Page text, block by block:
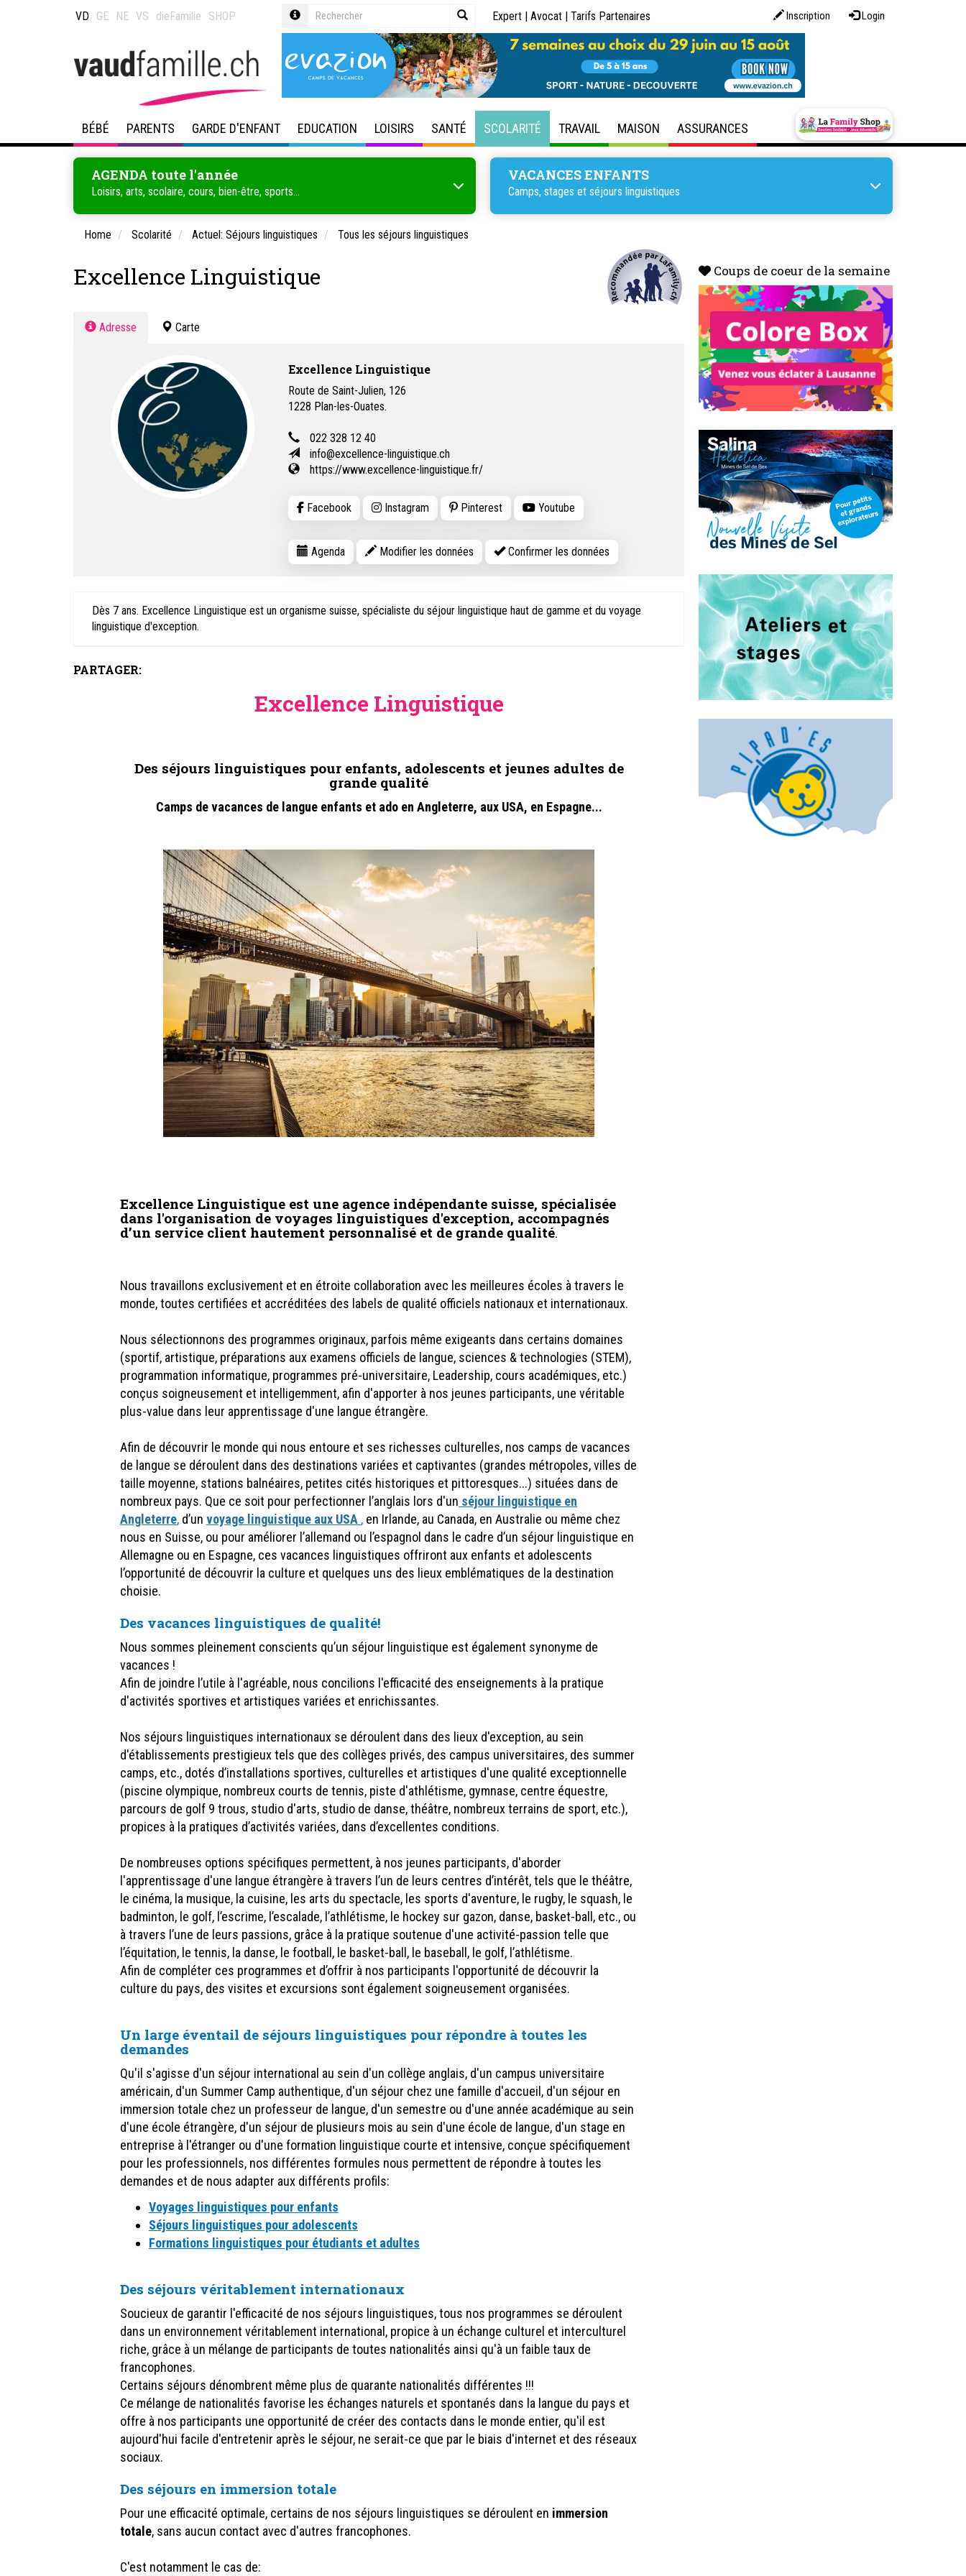
VD GE NE VS dieFamilie SHOP Inscription Login
Expert | Avocat | Tarifs Partenaires
BÉBÉ PARENTS GARDE D'ENFANT EDUCATION LOISIRS SANTÉ SCOLARITÉ TRAVAIL MAISON ASSURANCES
AGENDA toute l'année
Loisirs, arts, scolaire, cours, bien-être, sports...
VACANCES ENFANTS
Camps, stages et séjours linguistiques
Home Scolarité Actuel: Séjours linguistiques Tous les séjours linguistiques
Excellence Linguistique
Adresse Carte
Excellence Linguistique
Route de Saint-Julien, 126
1228 Plan-les-Ouates.
022 328 12 40
info@excellence-linguistique.ch
https://www.excellence-linguistique.fr/
Facebook Instagram Pinterest Youtube
Agenda Modifier les données Confirmer les données
Dès 7 ans. Excellence Linguistique est un organisme suisse, spécialiste du séjour linguistique haut de gamme et du voyage
linguistique d'exception.
PARTAGER:
Excellence Linguistique
Des séjours linguistiques pour enfants, adolescents et jeunes adultes de
grande qualité
Camps de vacances de langue enfants et ado en Angleterre, aux USA, en Espagne...
Excellence Linguistique est une agence indépendante suisse, spécialisée
dans l'organisation de voyages linguistiques d'exception, accompagnés
d’un service client hautement personnalisé et de grande qualité.
Nous travaillons exclusivement et en étroite collaboration avec les meilleures écoles à travers le
monde, toutes certifiées et accréditées des labels de qualité officiels nationaux et internationaux.
Nous sélectionnons des programmes originaux, parfois même exigeants dans certains domaines
(sportif, artistique, préparations aux examens officiels de langue, sciences & technologies (STEM),
programmation informatique, programmes pré-universitaire, Leadership, cours académiques, etc.)
conçus soigneusement et intelligemment, afin d'apporter à nos jeunes participants, une véritable
plus-value dans leur apprentissage d'une langue étrangère.
Afin de découvrir le monde qui nous entoure et ses richesses culturelles, nos camps de vacances
de langue se déroulent dans des destinations variées et captivantes (grandes métropoles, villes de
taille moyenne, stations balnéaires, petites cités historiques et pittoresques...) situées dans de
nombreux pays. Que ce soit pour perfectionner l’anglais lors d'un séjour linguistique en
Angleterre, d’un voyage linguistique aux USA , en Irlande, au Canada, en Australie ou même chez
nous en Suisse, ou pour améliorer l’allemand ou l’espagnol dans le cadre d’un séjour linguistique en
Allemagne ou en Espagne, ces vacances linguistiques offriront aux enfants et adolescents
l’opportunité de découvrir la culture et quelques uns des lieux emblématiques de la destination
choisie.
Des vacances linguistiques de qualité!
Nous sommes pleinement conscients qu’un séjour linguistique est également synonyme de
vacances !
Afin de joindre l’utile à l'agréable, nous concilions l'efficacité des enseignements à la pratique
d'activités sportives et artistiques variées et enrichissantes.
Nos séjours linguistiques internationaux se déroulent dans des lieux d'exception, au sein
d'établissements prestigieux tels que des collèges privés, des campus universitaires, des summer
camps, etc., dotés d’installations sportives, culturelles et artistiques d'une qualité exceptionnelle
(piscine olympique, nombreux courts de tennis, piste d'athlétisme, gymnase, centre équestre,
parcours de golf 9 trous, studio d'arts, studio de danse, théâtre, nombreux terrains de sport, etc.),
propices à la pratiques d’activités variées, dans d’excellentes conditions.
De nombreuses options spécifiques permettent, à nos jeunes participants, d'aborder
l'apprentissage d'une langue étrangère à travers l’un de leurs centres d’intérêt, tels que le théâtre,
le cinéma, la musique, la cuisine, les arts du spectacle, les sports d'aventure, le rugby, le squash, le
badminton, le golf, l’escrime, l’escalade, l’athlétisme, le hockey sur gazon, danse, basket-ball, etc., ou
à travers l’une de leurs passions, grâce à la pratique soutenue d'une activité-passion telle que
l’équitation, le tennis, la danse, le football, le basket-ball, le baseball, le golf, l’athlétisme.
Afin de compléter ces programmes et d’offrir à nos participants l'opportunité de découvrir la
culture du pays, des visites et excursions sont également soigneusement organisées.
Un large éventail de séjours linguistiques pour répondre à toutes les
demandes
Qu'il s'agisse d'un séjour international au sein d'un collège anglais, d'un campus universitaire
américain, d'un Summer Camp authentique, d'un séjour chez une famille d'accueil, d'un séjour en
immersion totale chez un professeur de langue, d'un semestre ou d'une année académique au sein
d'une école étrangère, d'un séjour de plusieurs mois au sein d'une école de langue, d'un stage en
entreprise à l'étranger ou d'une formation linguistique courte et intensive, conçue spécifiquement
pour les professionnels, nos différentes formules nous permettent de répondre à toutes les
demandes et de nous adapter aux différents profils:
Voyages linguistiques pour enfants
Séjours linguistiques pour adolescents
Formations linguistiques pour étudiants et adultes
Des séjours véritablement internationaux
Soucieux de garantir l'efficacité de nos séjours linguistiques, tous nos programmes se déroulent
dans un environnement véritablement international, propice à un échange culturel et interculturel
riche, grâce à un mélange de participants de toutes nationalités ainsi qu'à un faible taux de
francophones.
Certains séjours dénombrent même plus de quarante nationalités différentes !!!
Ce mélange de nationalités favorise les échanges naturels et spontanés dans la langue du pays et
offre à nos participants une opportunité de créer des contacts dans le monde entier, qu'il est
aujourd'hui facile d'entretenir après le séjour, ne serait-ce que par le biais d'internet et des réseaux
sociaux.
Des séjours en immersion totale
Pour une efficacité optimale, certains de nos séjours linguistiques se déroulent en immersion
totale, sans aucun contact avec d'autres francophones.
C'est notamment le cas de:
Coups de coeur de la semaine